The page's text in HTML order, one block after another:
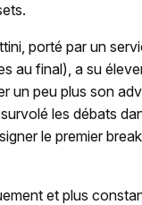
porté par un
au final), a su
un peu plus son
les débats
le premier
et plus